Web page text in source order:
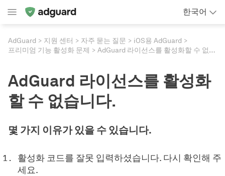
한국어
AdGuard 지원 센터 자주 묻는 질문
iOS용 AdGuard
프리미엄 기능 활성화 문제
AdGuard 라이선스를 활성화할 수 없습니다.
AdGuard 라이선스를 활성화
할 수 없습니다.
몇 가지 이유가 있을 수 있습니다.
활성화 코드를 잘못 입력하셨습니다. 다시 확인해 주
세요.